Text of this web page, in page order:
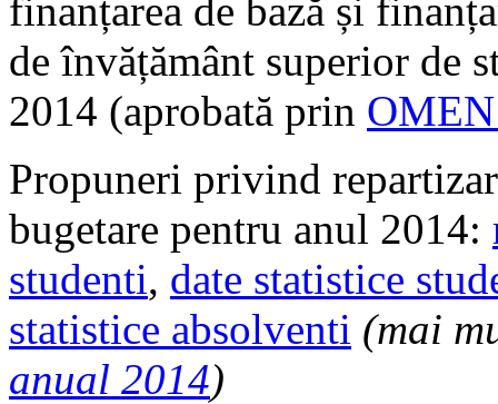
finanțarea de bază și
de învățământ superior de
2014 (aprobată prin
Propuneri privind
bugetare pentru anul 2014:
studenti, date statistice
statistice absolventi (mai
anual 2014)